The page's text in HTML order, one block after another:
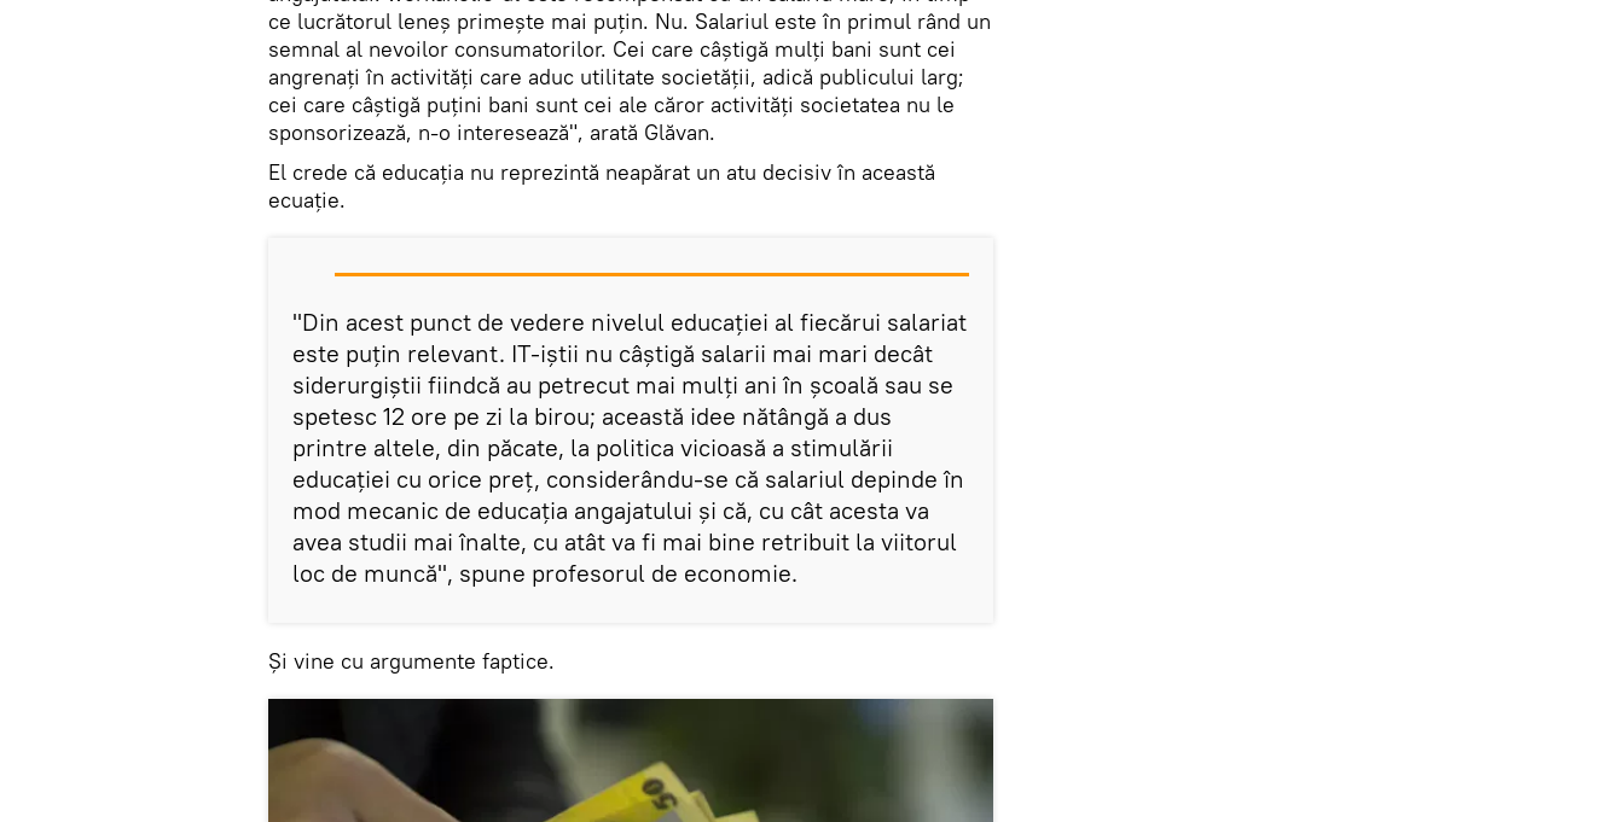
ce lucrătorul leneș primește mai puțin. Nu. Salariul este în primul rând un
semnal al nevoilor consumatorilor. Cei care câștigă mulți bani sunt cei
angrenați în activități care aduc utilitate societății, adică publicului larg;
cei care câștigă puțini bani sunt cei ale căror activități societatea nu le
sponsorizează, n-o interesează", arată Glăvan.
El crede că educația nu reprezintă neapărat un atu decisiv în această
ecuație.
"Din acest punct de vedere nivelul educației al fiecărui salariat
este puțin relevant. IT-iștii nu câștigă salarii mai mari decât
siderurgiștii fiindcă au petrecut mai mulți ani în școală sau se
spetesc 12 ore pe zi la birou; această idee nătângă a dus
printre altele, din păcate, la politica vicioasă a stimulării
educației cu orice preț, considerându-se că salariul depinde în
mod mecanic de educația angajatului și că, cu cât acesta va
avea studii mai înalte, cu atât va fi mai bine retribuit la viitorul
loc de muncă", spune profesorul de economie.
Și vine cu argumente faptice.